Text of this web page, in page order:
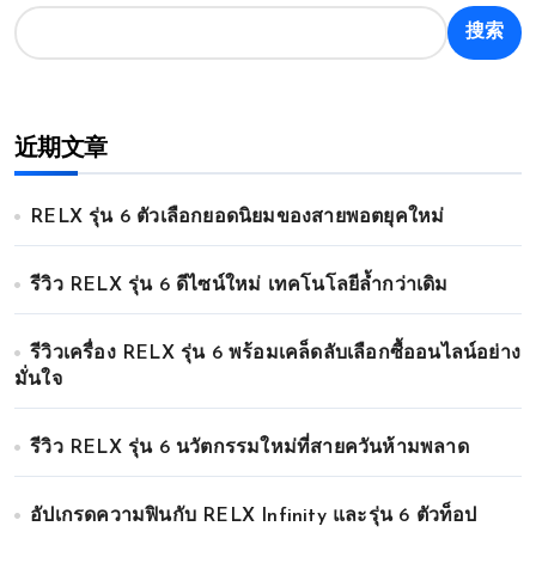
搜索
近期文章
RELX รุ่น 6 ตัวเลือกยอดนิยมของสายพอตยุคใหม่
รีวิว RELX รุ่น 6 ดีไซน์ใหม่ เทคโนโลยีล้ำกว่าเดิม
รีวิวเครื่อง RELX รุ่น 6 พร้อมเคล็ดลับเลือกซื้ออนไลน์อย่าง
มั่นใจ
รีวิว RELX รุ่น 6 นวัตกรรมใหม่ที่สายควันห้ามพลาด
อัปเกรดความฟินกับ RELX Infinity และรุ่น 6 ตัวท็อป